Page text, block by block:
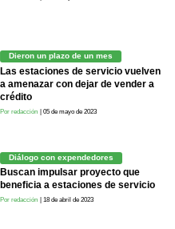
Dieron un plazo de un mes
Las estaciones de servicio vuelven
a amenazar con dejar de vender a
crédito
Por redacción | 05 de mayo de 2023
Diálogo con expendedores
Buscan impulsar proyecto que
beneficia a estaciones de servicio
Por redacción | 18 de abril de 2023